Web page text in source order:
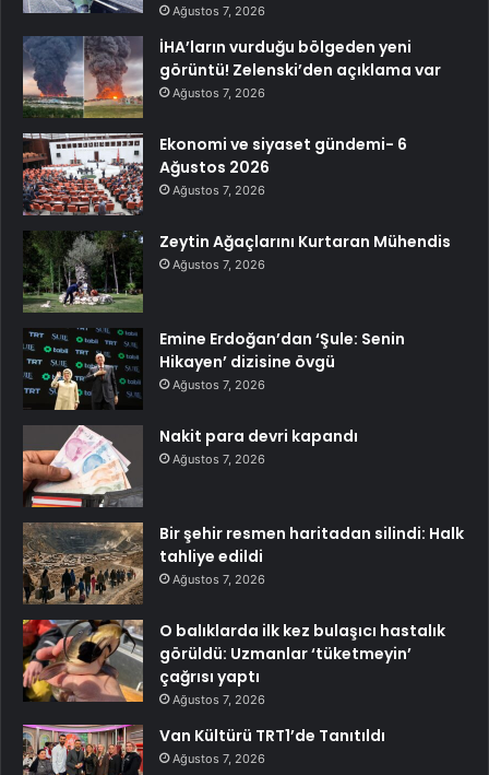
Ağustos 7, 2026
İHA’ların vurduğu bölgeden yeni
görüntü! Zelenski’den açıklama var
Ağustos 7, 2026
Ekonomi ve siyaset gündemi- 6
Ağustos 2026
Ağustos 7, 2026
Zeytin Ağaçlarını Kurtaran Mühendis
Ağustos 7, 2026
Emine Erdoğan’dan ‘Şule: Senin
Hikayen’ dizisine övgü
Ağustos 7, 2026
Nakit para devri kapandı
Ağustos 7, 2026
Bir şehir resmen haritadan silindi: Halk
tahliye edildi
Ağustos 7, 2026
O balıklarda ilk kez bulaşıcı hastalık
görüldü: Uzmanlar ‘tüketmeyin’
çağrısı yaptı
Ağustos 7, 2026
Van Kültürü TRT1’de Tanıtıldı
Ağustos 7, 2026